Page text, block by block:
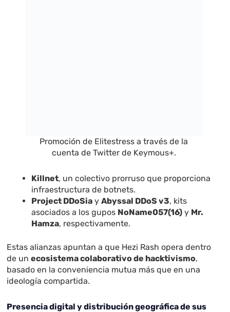
Promoción de Elitestress a través de la
cuenta de Twitter de Keymous+.
Killnet, un colectivo prorruso que proporciona
infraestructura de botnets.
Project DDoSia yAbyssal DDoS v3, kits
asociados a los gupos NoName057(16) y Mr.
Hamza, respectivamente.
Estas alianzas apuntan a que Hezi Rash opera dentro
de unecosistema colaborativo de hacktivismo,
basado en la conveniencia mutua más que en una
ideología compartida.
Presencia digital y distribución geográfica de sus